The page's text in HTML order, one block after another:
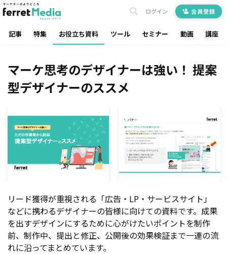
記事 特集 お役立ち資料 ツール セミナー 動画 講座
ログイン 会員登録
マーケ思考のデザイナーは強い！ 提案
型デザイナーのススメ
リード獲得が重視される「広告・LP・サービスサイト」
などに携わるデザイナーの皆様に向けての資料です。成果
を出すデザインにするために心がけたいポイントを制作
前、制作中、提出と修正、公開後の効果検証まで一連の流
れに沿ってまとめています。